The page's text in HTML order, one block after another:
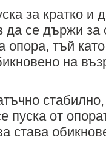
за кратко и
да се държи за
опора, тъй
на
пуска от
става